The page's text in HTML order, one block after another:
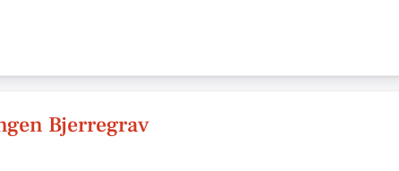
Bjerregrav